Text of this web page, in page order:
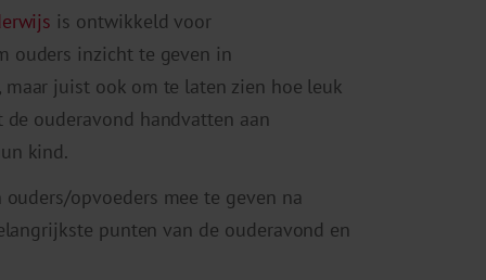
is ontwikkeld voor
ouders inzicht te geven in
juist ook om te laten zien hoe leuk
ouderavond handvatten aan
kind.
opvoeders mee te geven na
punten van de ouderavond en